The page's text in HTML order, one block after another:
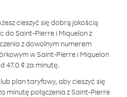
cieszyć się dobrą jakością
do Saint-Pierre i Miquelon z
z dowolnym numerem
w Saint-Pierre i Miquelon
47.0 ¢ za minutę.
plan taryfowy, aby cieszyć się
minutę połączenia z Saint-Pierre